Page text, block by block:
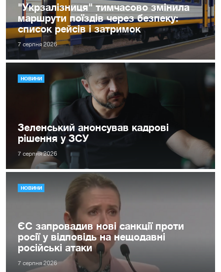
"Укрзалізниця" тимчасово змінила
маршрути поїздів через безпеку:
список рейсів і затримок
7 серпня 2026
НОВИНИ
Зеленський анонсував кадрові
рішення у ЗСУ
7 серпня 2026
НОВИНИ
ЄС запровадив нові санкції проти
росії у відповідь на нещодавні
російські атаки
7 серпня 2026